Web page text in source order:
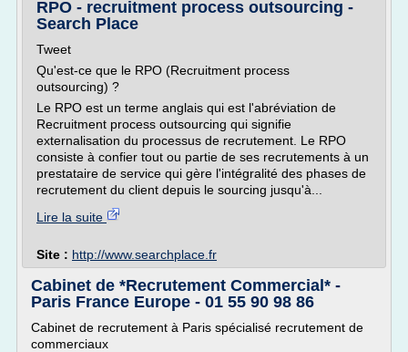
RPO - recruitment process outsourcing -
Search Place
Tweet
Qu'est-ce que le RPO (Recruitment process
outsourcing) ?
Le RPO est un terme anglais qui est l'abréviation de
Recruitment process outsourcing qui signifie
externalisation du processus de recrutement. Le RPO
consiste à confier tout ou partie de ses recrutements à un
prestataire de service qui gère l'intégralité des phases de
recrutement du client depuis le sourcing jusqu'à...
Lire la suite
Site : http://www.searchplace.fr
Cabinet de *Recrutement Commercial* -
Paris France Europe - 01 55 90 98 86
Cabinet de recrutement à Paris spécialisé recrutement de
commerciaux